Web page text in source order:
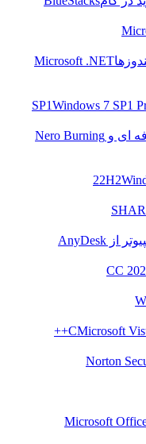
Microsoft .NET
Windows 7 SP1
Nero Burning
از AnyDesk
Microsoft
Norton